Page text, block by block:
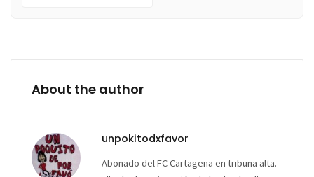
About the author
unpokitodxfavor
Abonado del FC Cartagena en tribuna alta.